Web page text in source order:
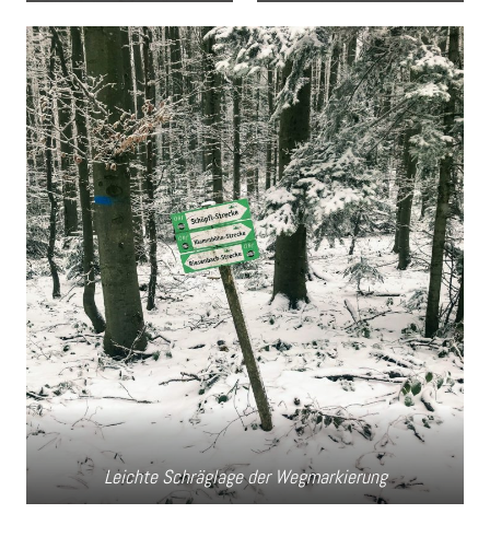
Leichte Schräglage der Wegmarkierung